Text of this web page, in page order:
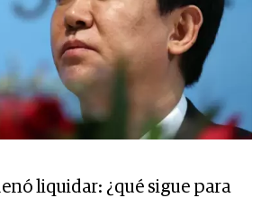
liquidar: ¿qué sigue para